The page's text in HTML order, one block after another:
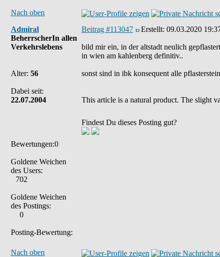
Nach oben
Admiral
BeherrscherIn allen
Verkehrslebens
Alter: 56
Dabei seit:
22.07.2004
Bewertungen:0
Goldene Weichen
des Users:
702
Goldene Weichen
des Postings:
0
Posting-Bewertung:
Beitrag #113047 Erstellt: 09.03.2020
bild mir ein, in der altstadt neulich
in wien am kahlenberg definitiv..
sonst sind in ibk konsequent alle
This article is a natural product. The slight
Findest Du dieses Posting gut?
Nach oben